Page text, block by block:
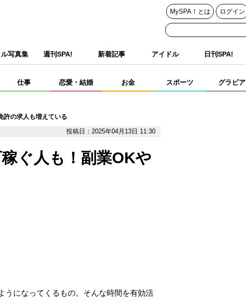
MySPA！とは ログイン
写真集 週刊SPA! 新着記事 アイドル 日刊SPA!
仕事 恋愛・結婚 お金 スポーツ グラビア
許の求人も増えている
投稿日：2025年04月13日 11:30
ぐ人も！副業OKや
うになってくるもの。そんな時間を有効活